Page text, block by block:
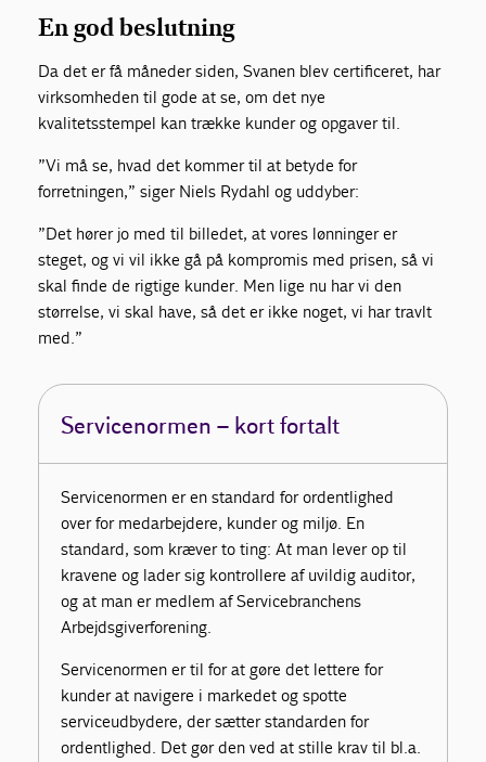
En god beslutning
Da det er få måneder siden, Svanen blev certificeret, har
virksomheden til gode at se, om det nye
kvalitetsstempel kan trække kunder og opgaver til.
”Vi må se, hvad det kommer til at betyde for
forretningen,” siger Niels Rydahl og uddyber:
”Det hører jo med til billedet, at vores lønninger er
steget, og vi vil ikke gå på kompromis med prisen, så vi
skal finde de rigtige kunder. Men lige nu har vi den
størrelse, vi skal have, så det er ikke noget, vi har travlt
med.”
Servicenormen – kort fortalt
Servicenormen er en standard for ordentlighed
over for medarbejdere, kunder og miljø. En
standard, som kræver to ting: At man lever op til
kravene og lader sig kontrollere af uvildig auditor,
og at man er medlem af Servicebranchens
Arbejdsgiverforening.
Servicenormen er til for at gøre det lettere for
kunder at navigere i markedet og spotte
serviceudbydere, der sætter standarden for
ordentlighed. Det gør den ved at stille krav til bl.a.